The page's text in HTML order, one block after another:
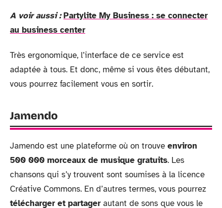
A voir aussi : Partylite My Business : se connecter
au business center
Très ergonomique, l’interface de ce service est
adaptée à tous. Et donc, même si vous êtes débutant,
vous pourrez facilement vous en sortir.
Jamendo
Jamendo est une plateforme où on trouve environ
500 000 morceaux de musique gratuits. Les
chansons qui s’y trouvent sont soumises à la licence
Créative Commons. En d’autres termes, vous pourrez
télécharger et partager autant de sons que vous le